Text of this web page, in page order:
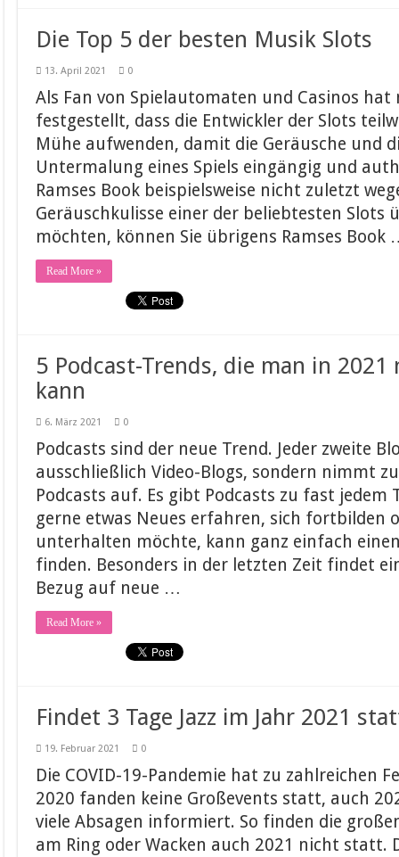
Die Top 5 der besten Musik Slots
13. April 2021 0
Als Fan von Spielautomaten und Casinos hat
festgestellt, dass die Entwickler der Slots
Mühe aufwenden, damit die Geräusche und
Untermalung eines Spiels eingängig und
Ramses Book beispielsweise nicht zuletzt
Geräuschkulisse einer der beliebtesten Slots
möchten, können Sie übrigens Ramses Book
Read More »
5 Podcast-Trends, die man in
kann
6. März 2021 0
Podcasts sind der neue Trend. Jeder zweite
ausschließlich Video-Blogs, sondern nimmt
Podcasts auf. Es gibt Podcasts zu fast jedem
gerne etwas Neues erfahren, sich fortbilden
unterhalten möchte, kann ganz einfach
finden. Besonders in der letzten Zeit findet
Bezug auf neue …
Read More »
Findet 3 Tage Jazz im Jahr 2021
19. Februar 2021 0
Die COVID-19-Pandemie hat zu zahlreichen
2020 fanden keine Großevents statt, auch
viele Absagen informiert. So finden die
am Ring oder Wacken auch 2021 nicht statt.